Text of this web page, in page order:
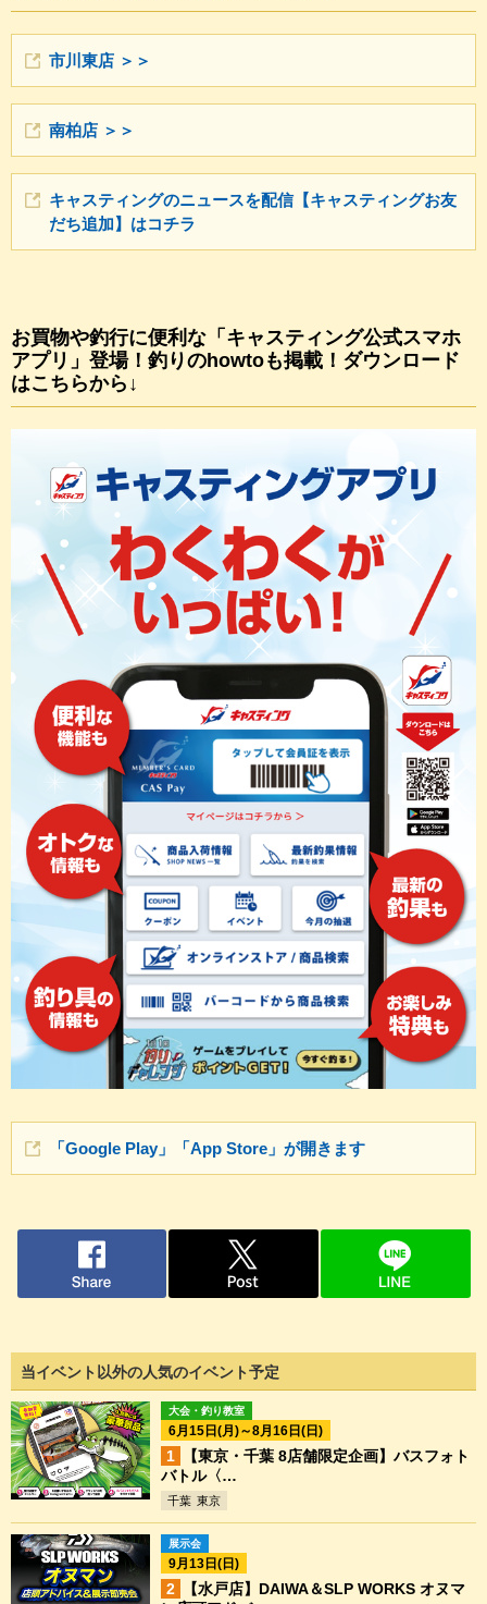
市川東店 ＞＞
南柏店 ＞＞
キャスティングのニュースを配信【キャスティングお友
だち追加】はコチラ
お買物や釣行に便利な「キャスティング公式スマホ
アプリ」登場！釣りのhowtoも掲載！ダウンロード
はこちらから↓
「Google Play」「App Store」が開きます
当イベント以外の人気のイベント予定
大会・釣り教室
6月15日(月)～8月16日(日)
【東京・千葉 8店舗限定企画】バスフォト
バトル〈…
千葉 東京
展示会
9月13日(日)
【水戸店】DAIWA＆SLP WORKS オヌマ